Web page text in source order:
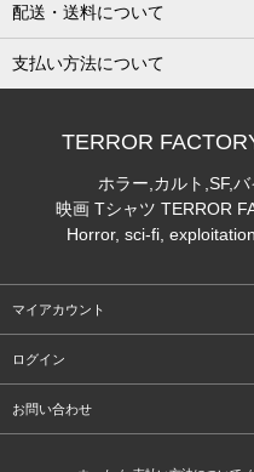
配送・送料について
支払い方法について
TERROR
ホラー,カルト,SF,
映画 Tシャツ TERROR
Horror, sci-fi,
マイアカウント
ログイン
お問い合わせ